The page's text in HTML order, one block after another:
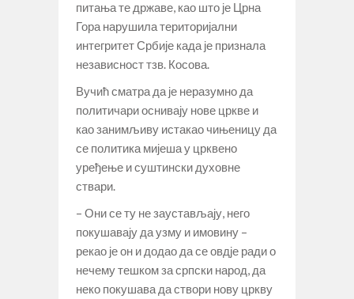
питања те државе, као што је Црна
Гора нарушила територијални
интегритет Србије када је признала
независност тзв. Косова.
Вучић сматра да је неразумно да
политичари оснивају нове цркве и
као занимљиву истакао чињеницу да
се политика мијеша у црквено
уређење и суштински духовне
ствари.
– Они се ту не заустављају, него
покушавају да узму и имовину –
рекао је он и додао да се овдје ради о
нечему тешком за српски народ, да
неко покушава да створи нову цркву